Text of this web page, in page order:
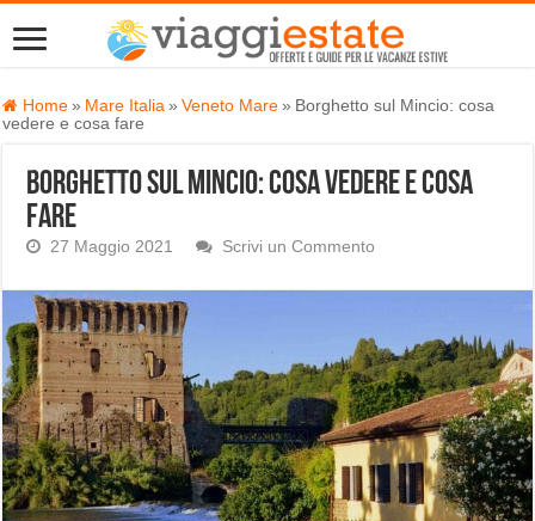
Home » Mare Italia » Veneto Mare » Borghetto sul Mincio: cosa
vedere e cosa fare
Borghetto sul Mincio: cosa vedere e cosa
fare
27 Maggio 2021 Scrivi un Commento